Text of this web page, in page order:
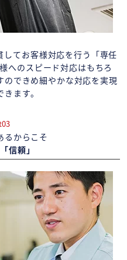
してお客様対応を行う「専任
へのスピード対応はもちろ
できめ細やかな対応を実現
ます。
るからこそ
信頼」